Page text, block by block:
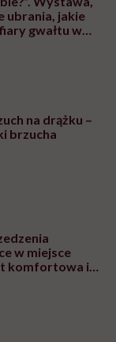
ubrania, jakie
gwałtu w
na drążku –
brzucha
w miejsce
komfortowa i